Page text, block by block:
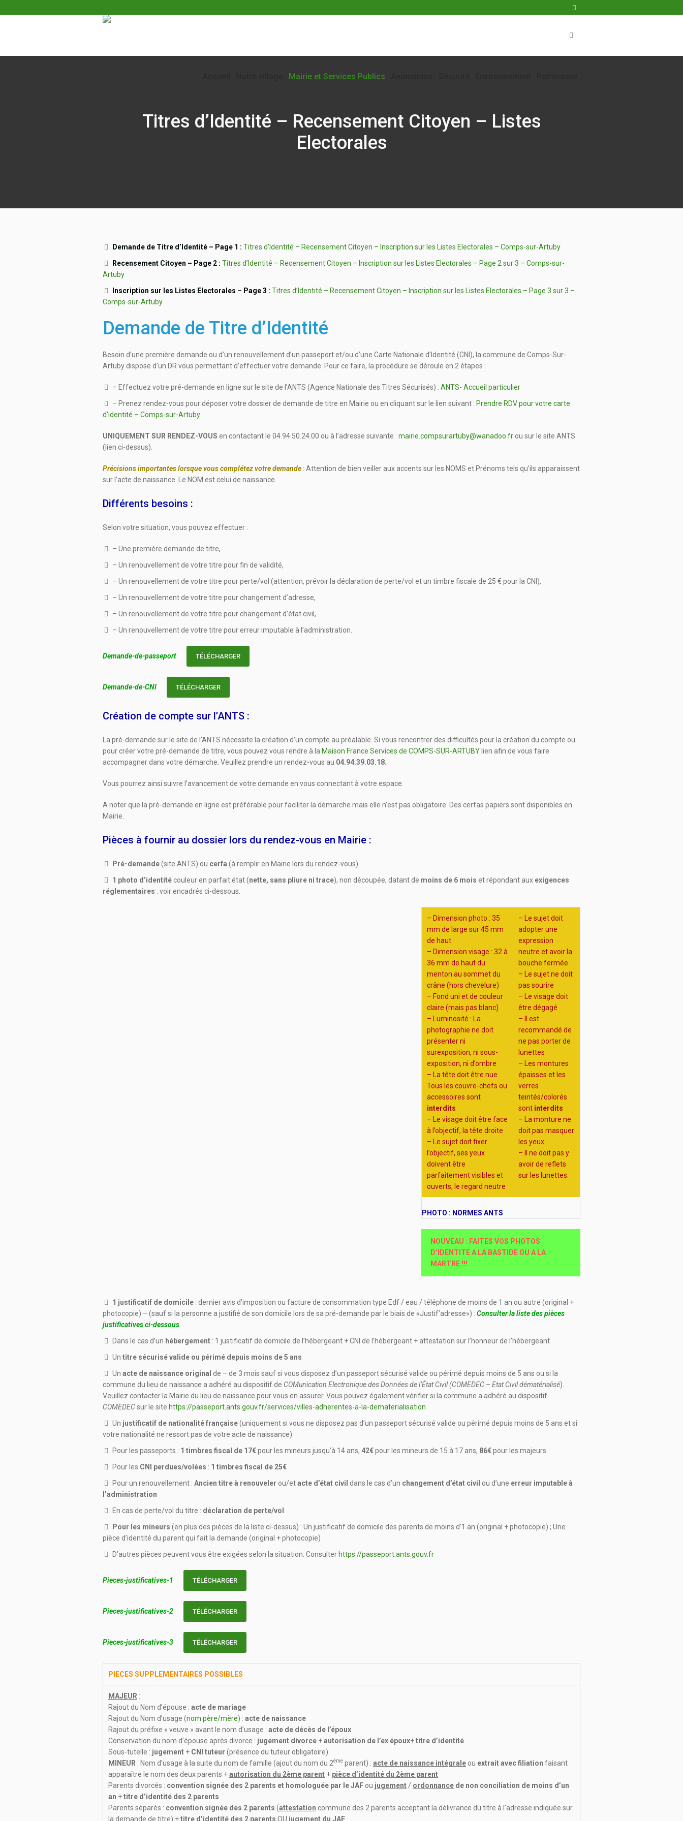
Mairie et Services Publics
Titres d’Identité – Recensement Citoyen – Listes
Electorales
Demande de Titre d’Identité – Page 1 : Titres d’Identité – Recensement Citoyen – Inscription sur les Listes Electorales – Comps-sur-Artuby
Recensement Citoyen – Page 2 : Titres d’Identité – Recensement Citoyen – Inscription sur les Listes Electorales – Page 2 sur 3 – Comps-sur-
Artuby
Inscription sur les Listes Electorales – Page 3 : Titres d’Identité – Recensement Citoyen – Inscription sur les Listes Electorales – Page 3 sur 3 –
Comps-sur-Artuby
Demande de Titre d’Identité
Besoin d’une première demande ou d’un renouvellement d’un passeport et/ou d’une Carte Nationale d’Identité (CNI), la commune de Comps-Sur-
Artuby dispose d’un DR vous permettant d’effectuer votre demande. Pour ce faire, la procédure se déroule en 2 étapes :
– Effectuez votre pré-demande en ligne sur le site de l’ANTS (Agence Nationale des Titres Sécurisés) : ANTS- Accueil particulier
– Prenez rendez-vous pour déposer votre dossier de demande de titre en Mairie ou en cliquant sur le lien suivant : Prendre RDV pour votre carte
d’identité – Comps-sur-Artuby
UNIQUEMENT SUR RENDEZ-VOUS en contactant le 04.94.50.24.00 ou à l’adresse suivante : mairie.compsurartuby@wanadoo.fr ou sur le site ANTS
(lien ci-dessus).
Précisions importantes lorsque vous complétez votre demande : Attention de bien veiller aux accents sur les NOMS et Prénoms tels qu’ils apparaissent
sur l’acte de naissance. Le NOM est celui de naissance.
Différents besoins :
Selon votre situation, vous pouvez effectuer :
– Une première demande de titre,
– Un renouvellement de votre titre pour fin de validité,
– Un renouvellement de votre titre pour perte/vol (attention, prévoir la déclaration de perte/vol et un timbre fiscale de 25 € pour la CNI),
– Un renouvellement de votre titre pour changement d’adresse,
– Un renouvellement de votre titre pour changement d’état civil,
– Un renouvellement de votre titre pour erreur imputable à l’administration.
Demande-de-passeport TÉLÉCHARGER
Demande-de-CNI TÉLÉCHARGER
Création de compte sur l’ANTS :
La pré-demande sur le site de l’ANTS nécessite la création d’un compte au préalable. Si vous rencontrer des difficultés pour la création du compte ou
pour créer votre pré-demande de titre, vous pouvez vous rendre à la Maison France Services de COMPS-SUR-ARTUBY lien afin de vous faire
accompagner dans votre démarche. Veuillez prendre un rendez-vous au 04.94.39.03.18.
Vous pourrez ainsi suivre l’avancement de votre demande en vous connectant à votre espace.
A noter que la pré-demande en ligne est préférable pour faciliter la démarche mais elle n’est pas obligatoire. Des cerfas papiers sont disponibles en
Mairie.
Pièces à fournir au dossier lors du rendez-vous en Mairie :
Pré-demande(site ANTS) ou cerfa (à remplir en Mairie lors du rendez-vous)
1 photo d’identitécouleur en parfait état (nette, sans pliure ni trace), non découpée, datant de moins de 6 mois et répondant aux exigences
réglementaires : voir encadrés ci-dessous.
– Dimension photo : 35
mm de large sur 45 mm
de haut
– Dimension visage : 32 à
36 mm de haut du
menton au sommet du
crâne (hors chevelure)
– Fond uni et de couleur
claire (mais pas blanc)
– Luminosité : La
photographie ne doit
présenter ni
surexposition, ni sous-
exposition, ni d’ombre
– La tête doit être nue.
Tous les couvre-chefs ou
accessoires sont
interdits
– Le visage doit être face
à l’objectif, la tête droite
– Le sujet doit fixer
l’objectif, ses yeux
doivent être
parfaitement visibles et
ouverts, le regard neutre
– Le sujet doit
adopter une
expression
neutre et avoir la
bouche fermée
– Le sujet ne doit
pas sourire
– Le visage doit
être dégagé
– Il est
recommandé de
ne pas porter de
lunettes
– Les montures
épaisses et les
verres
teintés/colorés
sont interdits
– La monture ne
doit pas masquer
les yeux
– Il ne doit pas y
avoir de reflets
sur les lunettes.
PHOTO : NORMES ANTS
NOUVEAU : FAITES VOS PHOTOS
D’IDENTITE A LA BASTIDE OU A LA
MARTRE !!!
1 justificatif de domicile : dernier avis d’imposition ou facture de consommation type Edf / eau / téléphone de moins de 1 an ou autre (original +
photocopie) – (sauf si la personne a justifié de son domicile lors de sa pré-demande par le biais de «Justif’adresse») : Consulter la liste des pièces
justificatives ci-dessous
Dans le cas d’un hébergement : 1 justificatif de domicile de l’hébergeant + CNI de l’hébergeant + attestation sur l’honneur de l’hébergeant
Un titre sécurisé valide ou périmé depuis moins de 5 ans
Un acte de naissance original de – de 3 mois sauf si vous disposez d’un passeport sécurisé valide ou périmé depuis moins de 5 ans ou si la
commune du lieu de naissance a adhéré au dispositif de COMunication Electronique des Données de l’État Civil (COMEDEC – Etat Civil dématérialisé).
Veuillez contacter la Mairie du lieu de naissance pour vous en assurer. Vous pouvez également vérifier si la commune a adhéré au dispositif
COMEDECsur le site https://passeport.ants.gouv.fr/services/villes-adherentes-a-la-dematerialisation
Un justificatif de nationalité française(uniquement si vous ne disposez pas d’un passeport sécurisé valide ou périmé depuis moins de 5 ans et si
votre nationalité ne ressort pas de votre acte de naissance)
Pour les passeports : 1 timbres fiscal de 17€pour les mineurs jusqu’à 14 ans, 42€pour les mineurs de 15 à 17 ans, 86€pour les majeurs
Pour les CNI perdues/volées : 1 timbres fiscal de 25€
Pour un renouvellement : Ancien titre à renouveler ou/etacte d’état civil dans le cas d’un changement d’état civil ou d’une erreur imputable à
l’administration
En cas de perte/vol du titre : déclaration de perte/vol
Pour les mineurs (en plus des pièces de la liste ci-dessus) : Un justificatif de domicile des parents de moins d’1 an (original + photocopie) ; Une
pièce d’identité du parent qui fait la demande (original + photocopie)
D’autres pièces peuvent vous être exigées selon la situation. Consulterhttps://passeport.ants.gouv.fr
Pieces-justificatives-1 TÉLÉCHARGER
Pieces-justificatives-2 TÉLÉCHARGER
Pieces-justificatives-3 TÉLÉCHARGER
PIECES SUPPLEMENTAIRES POSSIBLES
MAJEUR :
Rajout du Nom d’épouse : acte de mariage
Rajout du Nom d’usage (nom père/mère) : acte de naissance
Rajout du préfixe « veuve » avant le nom d’usage : acte de décès de l’époux
Conservation du nom d’épouse après divorce : jugement divorce +autorisation de l’ex époux+titre d’identité
Sous-tutelle : jugement + CNI tuteur (présence du tuteur obligatoire)
MINEUR : Nom d’usage à la suite du nom de famille (ajout du nom du 2ème parent) : acte de naissance intégrale ou extrait avec filiation faisant
apparaître le nom des deux parents +autorisation du 2ème parent + pièce d’identité du 2ème parent
Parents divorcés : convention signée des 2 parents et homologuée par le JAF ou jugement / ordonnance de non conciliation de moins d’un
an +titre d’identité des 2 parents
Parents séparés : convention signée des 2 parents (attestation commune des 2 parents acceptant la délivrance du titre à l’adresse indiquée sur
la demande de titre) +titre d’identité des 2 parents OU jugement du JAF